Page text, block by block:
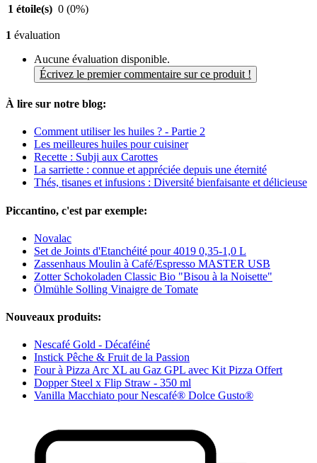
1 étoile(s) 0 (0%)
1 évaluation
Aucune évaluation disponible.
Écrivez le premier commentaire sur ce produit !
À lire sur notre blog:
Comment utiliser les huiles ? - Partie 2
Les meilleures huiles pour cuisiner
Recette : Subji aux Carottes
La sarriette : connue et appréciée depuis une éternité
Thés, tisanes et infusions : Diversité bienfaisante et délicieuse
Piccantino, c'est par exemple:
Novalac
Set de Joints d'Etanchéité pour 4019 0,35-1,0 L
Zassenhaus Moulin à Café/Espresso MASTER USB
Zotter Schokoladen Classic Bio "Bisou à la Noisette"
Ölmühle Solling Vinaigre de Tomate
Nouveaux produits:
Nescafé Gold - Décaféiné
Instick Pêche & Fruit de la Passion
Four à Pizza Arc XL au Gaz GPL avec Kit Pizza Offert
Dopper Steel x Flip Straw - 350 ml
Vanilla Macchiato pour Nescafé® Dolce Gusto®